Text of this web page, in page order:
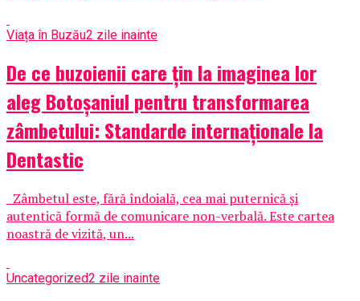
Viața în Buzău2 zile inainte
De ce buzoienii care țin la imaginea lor
aleg Botoșaniul pentru transformarea
zâmbetului: Standarde internaționale la
Dentastic
Zâmbetul este, fără îndoială, cea mai puternică și
autentică formă de comunicare non-verbală. Este cartea
noastră de vizită, un...
Uncategorized2 zile inainte